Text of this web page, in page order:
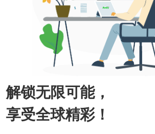
解锁无限可能，
享受全球精彩！